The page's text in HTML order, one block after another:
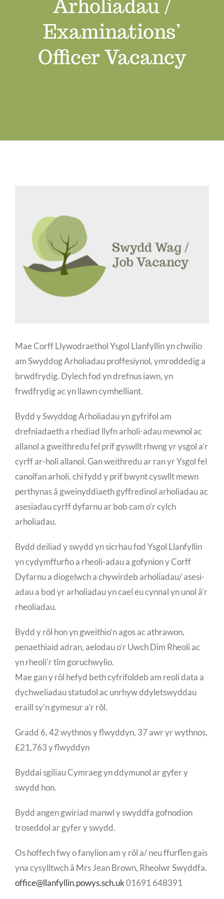
Swyddi GwagArholiadau /
Examinations’
Officer Vacancy
Mae Corff Llywodraethol Ysgol Llanfyllin yn chwilio
am Swyddog Arholiadau proffesiynol, ymroddedig a
brwdfrydig. Dylech fod yn drefnus iawn, yn
frwdfrydig ac yn llawn cymhelliant.
Bydd y Swyddog Arholiadau yn gyfrifol am
drefniadaeth a rhediad llyfn arholi-adau mewnol ac
allanol a gweithredu fel prif gyswllt rhwng yr ysgol a’r
cyrff ar-holi allanol. Gan weithredu ar ran yr Ysgol fel
canolfan arholi, chi fydd y prif bwynt cyswllt mewn
perthynas â gweinyddiaeth gyffredinol arholiadau ac
asesiadau cyrff dyfarnu ar bob cam o’r cylch
arholiadau.
Bydd deiliad y swydd yn sicrhau fod Ysgol Llanfyllin
yn cydymffurfio a rheoli-adau a gofynion y Corff
Dyfarnu a diogelwch a chywirdeb arholiadau/ asesi-
adau a bod yr arholiadau yn cael eu cynnal yn unol â’r
rheoliadau.
Bydd y rôl hon yn gweithio’n agos ac athrawon,
penaethiaid adran, aelodau o’r Uwch Dim Rheoli ac
yn rheoli’r tîm goruchwylio.
Mae gan y rôl hefyd beth cyfrifoldeb am reoli data a
dychweliadau statudol ac unrhyw ddyletswyddau
eraill sy’n gymesur a’r rôl.
Gradd 6, 42 wythnos y flwyddyn, 37 awr yr wythnos,
£21,763 y flwyddyn
Byddai sgiliau Cymraeg yn ddymunol ar gyfer y
swydd hon.
Bydd angen gwiriad manwl y swyddfa gofnodion
troseddol ar gyfer y swydd.
Os hoffech fwy o fanylion am y rôl a/ neu ffurflen gais
yna cysylltwch â Mrs Jean Brown, Rheolwr Swyddfa.
office@llanfyllin.powys.sch.uk01691 648391